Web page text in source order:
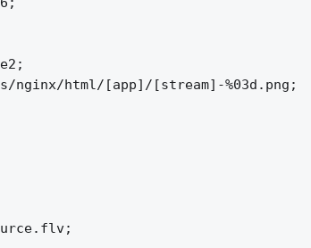
nginx/html/[app]/[stream]-%03d.png;